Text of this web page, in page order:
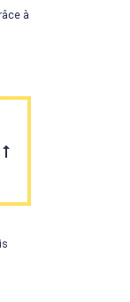
à